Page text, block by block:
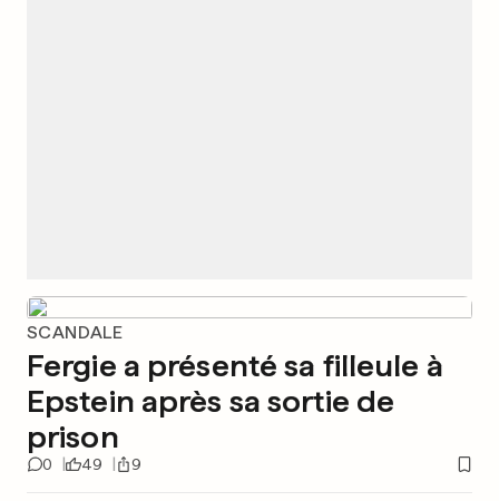
SCANDALE
Fergie a présenté sa filleule à
Epstein après sa sortie de
prison
0 49 9